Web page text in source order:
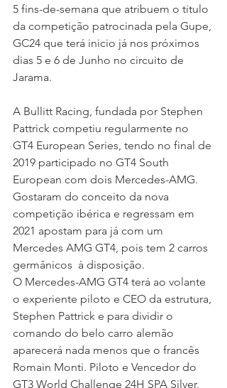
5 fins-de-semana que atribuem o titulo
da competição patrocinada pela Gupe,
GC24 que terá inicio já nos próximos
dias 5 e 6 de Junho no circuito de
Jarama.
A Bullitt Racing, fundada por Stephen
Pattrick competiu regularmente no
GT4 European Series, tendo no final de
2019 participado no GT4 South
European com dois Mercedes-AMG.
Gostaram do conceito da nova
competição ibérica e regressam em
2021 apostam para já com um
Mercedes AMG GT4, pois tem 2 carros
germânicos  à disposição.
O Mercedes-AMG GT4 terá ao volante
o experiente piloto e CEO da estrutura,
Stephen Pattrick e para dividir o
comando do belo carro alemão
aparecerá nada menos que o francês
Romain Monti. Piloto e Vencedor do
GT3 World Challenge 24H SPA Silver,